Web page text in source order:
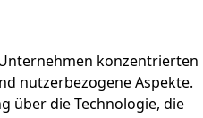
konzentrierten
nutzerbezogene Aspekte.
über die Technologie, die